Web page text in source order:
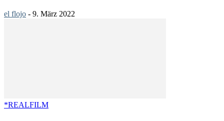
el flojo - 9. März 2022
*REALFILM